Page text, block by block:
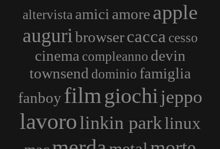
altervista amici amore apple
auguribrowsercacca cesso
cinema compleanno devin
townsend dominio famiglia
fanboyfilmgiochijeppo
lavorolinkin parklinux